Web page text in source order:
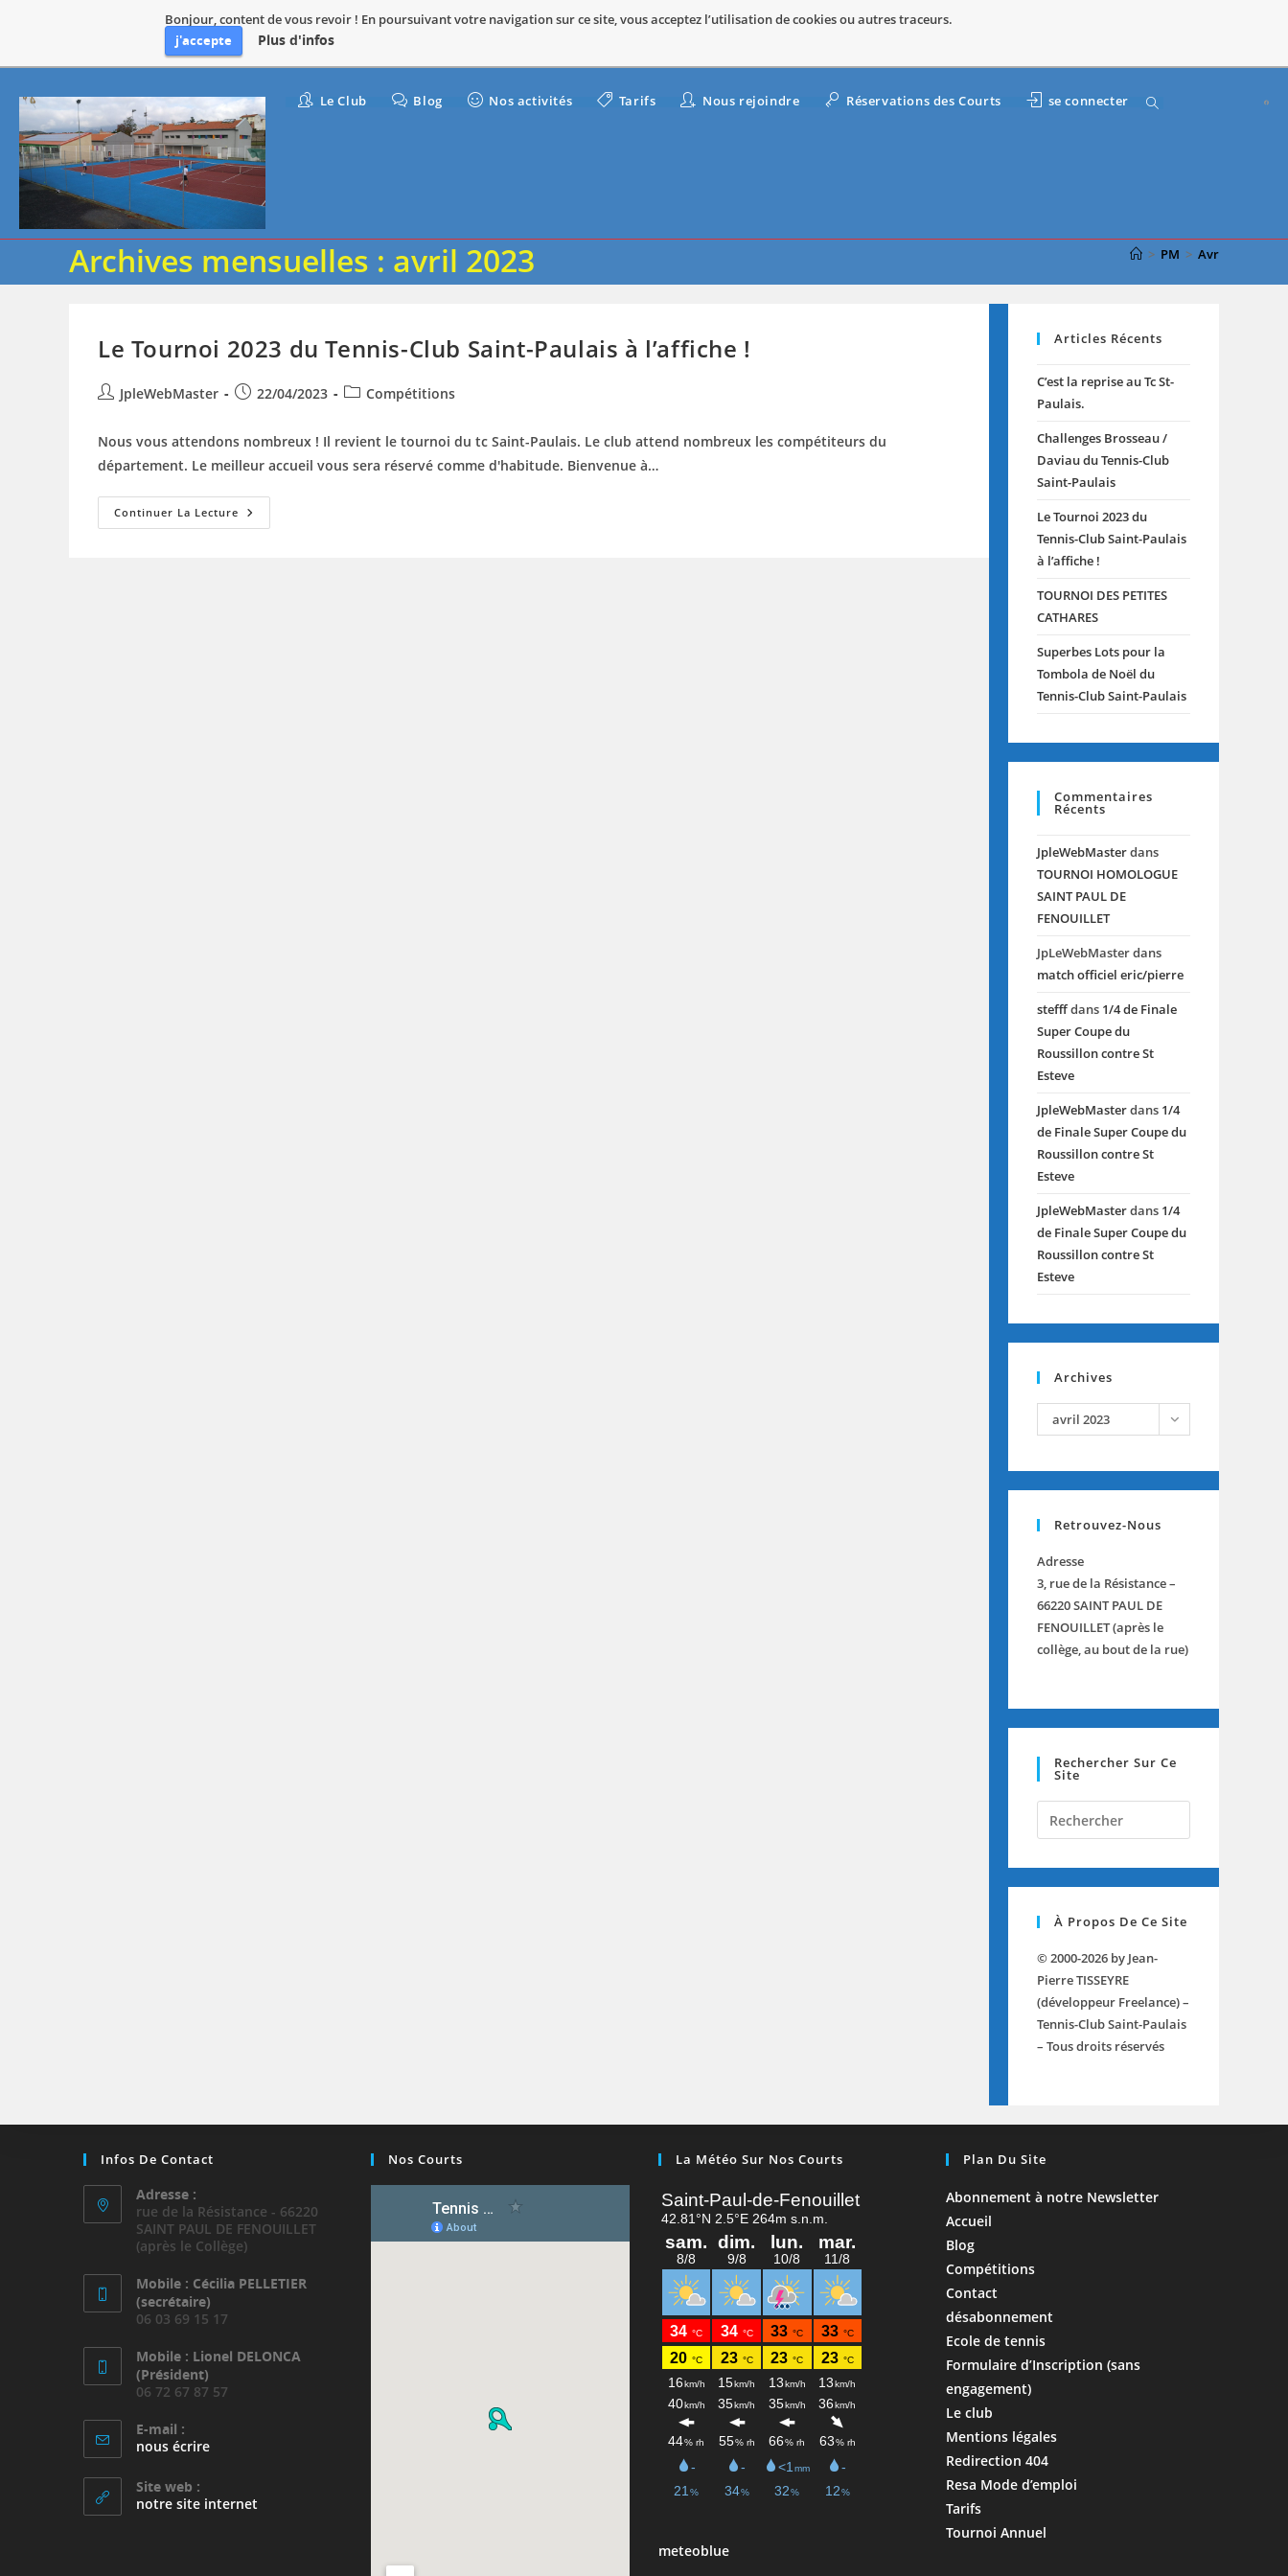
Bonjour, content de vous revoir ! En poursuivant votre navigation sur ce site, vous acceptez l’utilisation de cookies ou autres traceurs.
j'accepte
Plus d'infos
content
Le Club Blog Nos activités Tarifs Nous rejoindre Réservations des Courts se connecter Toggle
website
search
Archives mensuelles : avril 2023 > PM > Avr
Le Tournoi 2023 du Tennis-Club Saint-Paulais à l’affiche !
Auteur/autrice
la
publication :
JpleWebMaster
Publication
22/04/2023
PostCompétitions
Nous vous attendons nombreux ! Il revient le tournoi du tc Saint-Paulais. Le club attend nombreux les compétiteurs du
département. Le meilleur accueil vous sera réservé comme d'habitude. Bienvenue à…
Continuer La Lecture Le
Tournoi
Articles Récents
C’est la reprise au Tc St-
Paulais.
Challenges Brosseau /
Daviau du Tennis-Club
Saint-Paulais
Le Tournoi 2023 du
Tennis-Club Saint-Paulais
à l’affiche !
TOURNOI DES PETITES
CATHARES
Superbes Lots pour la
Tombola de Noël du
Tennis-Club Saint-Paulais
Commentaires
Récents
JpleWebMasterdans
TOURNOI HOMOLOGUE
SAINT PAUL DE
FENOUILLET
JpLeWebMasterdans
match officiel eric/pierre
stefffdans 1/4 de Finale
Super Coupe du
Roussillon contre St
Esteve
JpleWebMasterdans 1/4
de Finale Super Coupe du
Roussillon contre St
Esteve
JpleWebMasterdans 1/4
de Finale Super Coupe du
Roussillon contre St
Esteve
Archives
archives
avril 2023
Retrouvez-Nous
Adresse
3, rue de la Résistance –
66220 SAINT PAUL DE
FENOUILLET (après le
collège, au bout de la rue)
Rechercher Sur Ce
Site
Escape
close
À Propos De Ce Site
© 2000-2026 by Jean-
Pierre TISSEYRE
(développeur Freelance) –
Tennis-Club Saint-Paulais
– Tous droits réservés
Infos De Contact
Adresse :
rue de la Résistance - 66220
SAINT PAUL DE FENOUILLET
(après le Collège)
Mobile : Cécilia PELLETIER
(secrétaire)
06 03 69 15 17
Mobile : Lionel DELONCA
(Président)
06 72 67 87 57
E-mail :
nous écrireS’ouvre
application
Site web :
notre site internet
Nos Courts La Météo Sur Nos Courts
meteoblue
Plan Du Site
Abonnement à notre Newsletter
Accueil
Blog
Compétitions
Contact
désabonnement
Ecole de tennis
Formulaire d’Inscription (sans
engagement)
Le club
Mentions légales
Redirection 404
Resa Mode d’emploi
Tarifs
Tournoi Annuel